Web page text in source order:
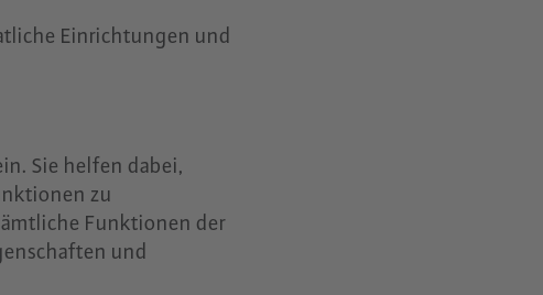
Einrichtungen und
Sie helfen dabei,
zu
Funktionen der
und